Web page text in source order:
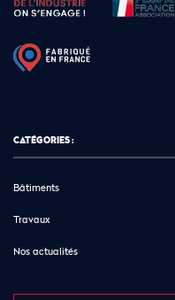
CATÉGORIES :
Bâtiments
Travaux
Nos actualités